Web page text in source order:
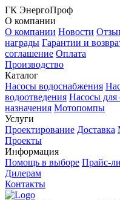
ГК ЭнергоПроф
О компании
О компании Новости
награды Гарантии и
соглашение Оплата
Производство
Каталог
Насосы водоснабжения
водоотведения Насосы для
назначения Мотопомпы
Услуги
Проектирование Доставка
Проекты
Информация
Помощь в выборе Прайс-
Дилерам
Контакты